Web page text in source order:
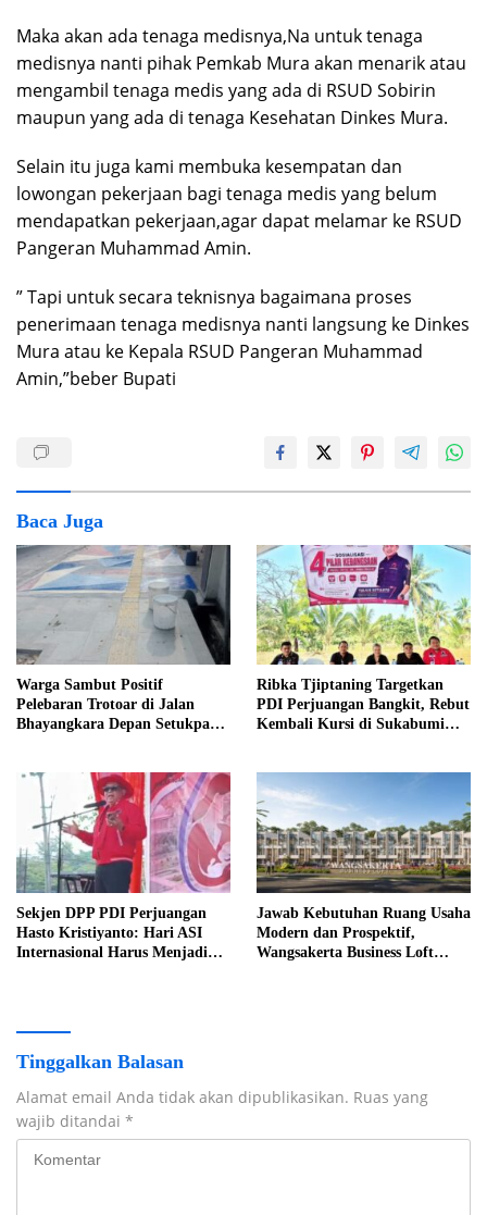
Maka akan ada tenaga medisnya,Na untuk tenaga
medisnya nanti pihak Pemkab Mura akan menarik atau
mengambil tenaga medis yang ada di RSUD Sobirin
maupun yang ada di tenaga Kesehatan Dinkes Mura.
Selain itu juga kami membuka kesempatan dan
lowongan pekerjaan bagi tenaga medis yang belum
mendapatkan pekerjaan,agar dapat melamar ke RSUD
Pangeran Muhammad Amin.
” Tapi untuk secara teknisnya bagaimana proses
penerimaan tenaga medisnya nanti langsung ke Dinkes
Mura atau ke Kepala RSUD Pangeran Muhammad
Amin,”beber Bupati
Baca Juga
Warga Sambut Positif
Pelebaran Trotoar di Jalan
Bhayangkara Depan Setukpa
Ribka Tjiptaning Targetkan
PDI Perjuangan Bangkit, Rebut
Kembali Kursi di Sukabumi
Sekjen DPP PDI Perjuangan
Hasto Kristiyanto: Hari ASI
Internasional Harus Menjadi
Jawab Kebutuhan Ruang Usaha
Modern dan Prospektif,
Wangsakerta Business Loft
Tinggalkan Balasan
Alamat email Anda tidak akan dipublikasikan. Ruas yang
wajib ditandai *